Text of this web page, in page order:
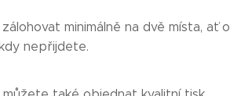
minimálně na dvě místa, ať o
nepřijdete.